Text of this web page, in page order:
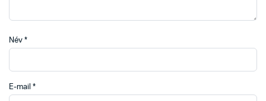
Név *
E-mail *